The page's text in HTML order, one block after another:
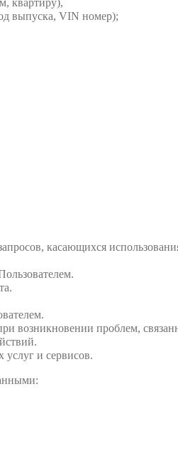
квартиру),
выпуска, VIN номер);
касающихся
возникновении проблем,
услуг и сервисов.